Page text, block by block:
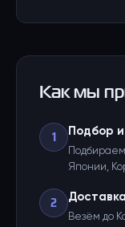
Как мы
1 Подбор
Японии,
2
Везём до